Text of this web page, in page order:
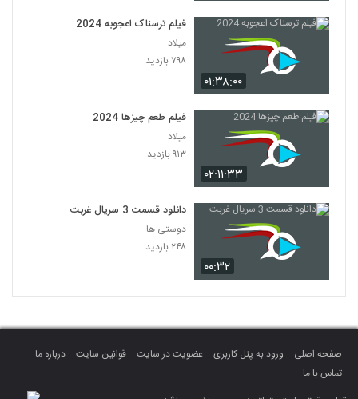
۰۱:۳۸:۰۰
فیلم ترسناک اعجوبه 2024
میلاد
۷۹۸ بازدید
۰۲:۱۱:۳۳
فیلم طعم چیزها 2024
میلاد
۹۱۳ بازدید
۰۰:۳۲
دانلود قسمت 3 سریال غربت
دوستی ها
۲۴۸ بازدید
صفحه اصلی ورود به پنل کاربری عضویت در سایت قوانین سایت
درباره ما
تماس با ما